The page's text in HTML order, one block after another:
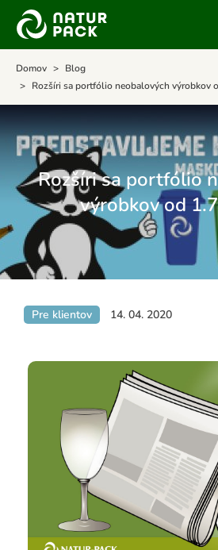
Domov
Blog
Rozšíri sa portfólio neobalových výrobkov
Rozšíri sa portfólio
výrobkov od
Pre klientov 14. 04. 2020